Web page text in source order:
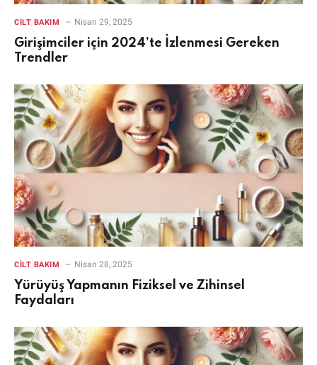
CILT BAKIM Nisan 29, 2025
Girişimciler için 2024’te İzlenmesi Gereken
Trendler
CILT BAKIM Nisan 28, 2025
Yürüyüş Yapmanın Fiziksel ve Zihinsel
Faydaları